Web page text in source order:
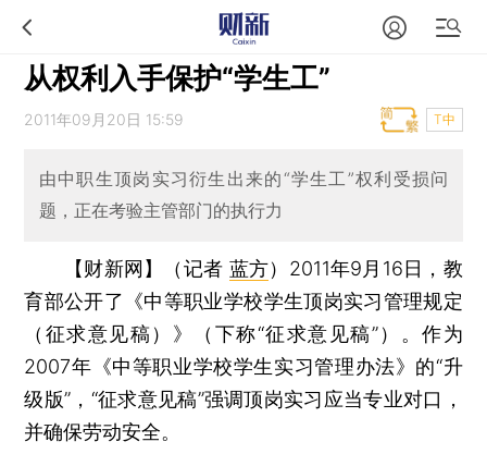
从权利入手保护“学生工”
2011年09月20日 15:59 T中
由中职生顶岗实习衍生出来的“学生工”权利受损问
题，正在考验主管部门的执行力
【财新网】（记者 蓝方） 2011年9月16日，教
育部公开了《中等职业学校学生顶岗实习管理规定
（征求意见稿）》（下称“征求意见稿”）。作为
2007年《中等职业学校学生实习管理办法》的“升
级版”，“征求意见稿”强调顶岗实习应当专业对口，
并确保劳动安全。